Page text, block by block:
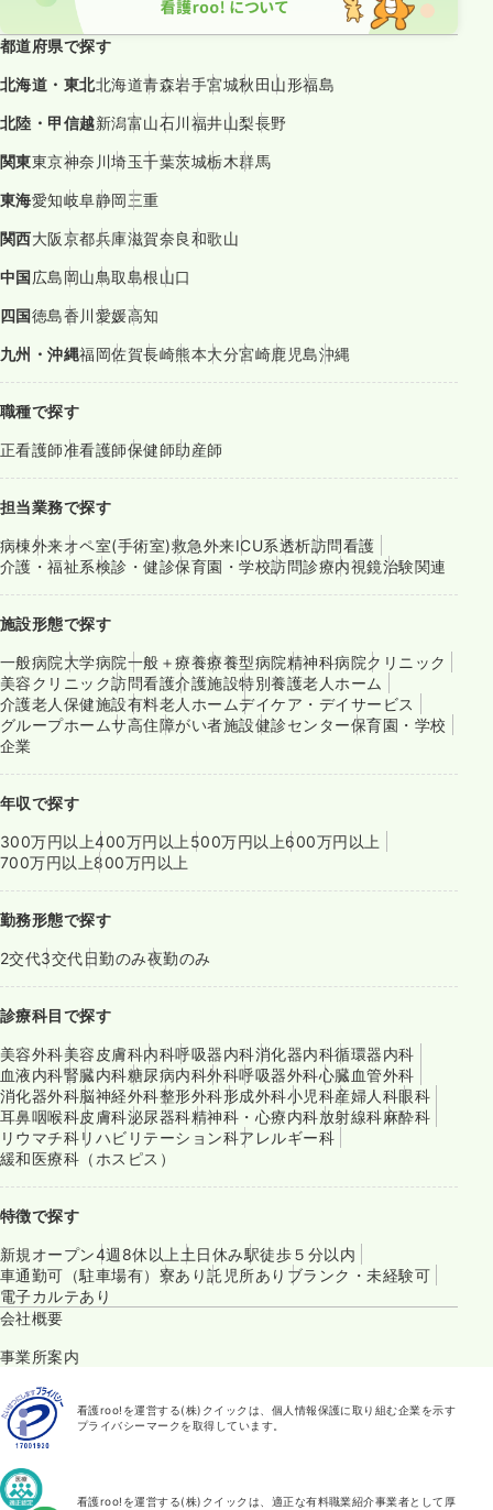
都道府県で探す
北海道・東北北海道青森岩手宮城秋田山形福島
北陸・甲信越新潟富山石川福井山梨長野
関東東京神奈川埼玉千葉茨城栃木群馬
東海愛知岐阜静岡三重
関西大阪京都兵庫滋賀奈良和歌山
中国広島岡山鳥取島根山口
四国徳島香川愛媛高知
九州・沖縄福岡佐賀長崎熊本大分宮崎鹿児島沖縄
職種で探す
正看護師准看護師保健師助産師
担当業務で探す
病棟外来オペ室(手術室)救急外来ICU系透析訪問看護
介護・福祉系検診・健診保育園・学校訪問診療内視鏡治験関連
施設形態で探す
一般病院大学病院一般＋療養療養型病院精神科病院クリニック
美容クリニック訪問看護介護施設特別養護老人ホーム
介護老人保健施設有料老人ホームデイケア・デイサービス
グループホームサ高住障がい者施設健診センター保育園・学校
企業
年収で探す
300万円以上400万円以上 500万円以上600万円以上
700万円以上800万円以上
勤務形態で探す
2交代3交代日勤のみ夜勤のみ
診療科目で探す
美容外科美容皮膚科内科呼吸器内科消化器内科循環器内科
血液内科腎臓内科糖尿病内科外科呼吸器外科心臓血管外科
消化器外科脳神経外科整形外科形成外科小児科産婦人科眼科
耳鼻咽喉科皮膚科泌尿器科精神科・心療内科放射線科麻酔科
リウマチ科リハビリテーション科アレルギー科
緩和医療科（ホスピス）
特徴で探す
新規オープン4週8休以上 土日休み駅徒歩５分以内
車通勤可（駐車場有） 寮あり託児所あり ブランク・未経験可
電子カルテあり
会社概要
事業所案内
看護roo!を運営する(株)クイックは、個人情報保護に取り組む企業を示す
プライバシーマークを取得しています。
看護roo!を運営する(株)クイックは、適正な有料職業紹介事業者として厚